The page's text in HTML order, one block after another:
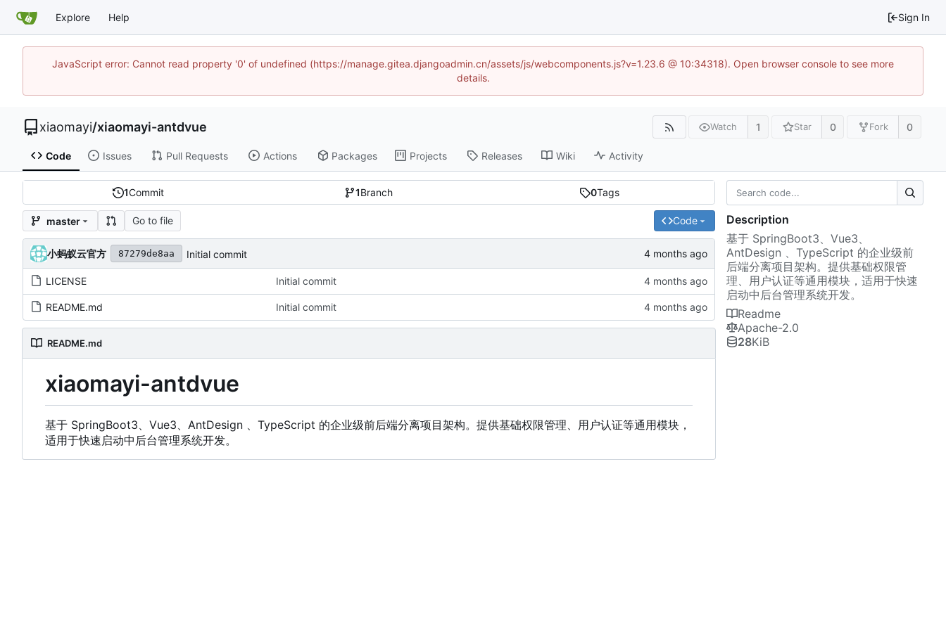
Explore Help Sign In
JavaScript error: Cannot read property '0' of undefined (https://manage.gitea.djangoadmin.cn/assets/js/webcomponents.js?v=1.23.6 @ 10:34318). Open browser console to see more
details.
xiaomayi/xiaomayi-antdvue Watch 1 Star 0 Fork 0
Code Issues Pull Requests Actions Packages Projects Releases Wiki Activity
1Commit 1Branch 0Tags
master Go to file Code
小蚂蚁云官方 87279de8aa Initial commit
LICENSE Initial commit
README.md Initial commit
README.md
xiaomayi-antdvue
基于 SpringBoot3、Vue3、AntDesign 、TypeScript 的企业级前后端分离项目架构。提供基础权限管理、用户认证等通用模块，
适用于快速启动中后台管理系统开发。
Description
基于 SpringBoot3、Vue3、
AntDesign 、TypeScript 的企业级前
后端分离项目架构。提供基础权限管
理、用户认证等通用模块，适用于快速
启动中后台管理系统开发。
Readme
Apache-2.0
28KiB